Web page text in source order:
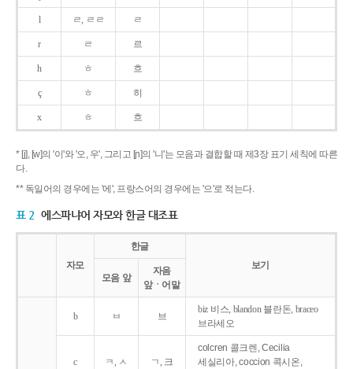
l ㄹ, ㄹㄹ ㄹ
r ㄹ 르
h ㅎ 흐
ç ㅎ 히
x ㅎ 흐
* [j], [w]의 '이'와 '오, 우', 그리고 [ɲ]의 '니'는 모음과 결합할 때 제3장 표기 세칙에 따른
다.
** 독일어의 경우에는 '에', 프랑스어의 경우에는 '으'로 적는다.
표 2 에스파냐어 자모와 한글 대조표
자모
한글
보기
모음 앞
자음
앞ㆍ어말
b ㅂ 브
biz 비스, blandon 블란돈, braceo
브라세오
c ㅋ, ㅅ ㄱ, 크
colcren 콜크렌, Cecilia
세실리아, coccion 콕시온,